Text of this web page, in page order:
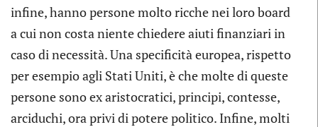
infine, hanno persone molto ricche nei loro board
a cui non costa niente chiedere aiuti finanziari in
caso di necessità. Una specificità europea, rispetto
per esempio agli Stati Uniti, è che molte di queste
persone sono ex aristocratici, principi, contesse,
arciduchi, ora privi di potere politico. Infine, molti